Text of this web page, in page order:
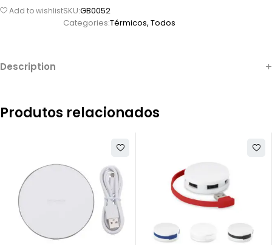
Add to wishlistSKU:GB0052
Categories:Térmicos, Todos
Description
Produtos relacionados